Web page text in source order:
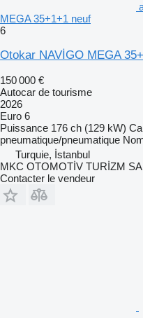
MEGA 35+1+1 neuf
6
Otokar NAVİGO MEGA
150 000 €
Autocar de tourisme
2026
Euro 6
Puissance 176 ch (129 kW)
pneumatique/pneumatique
Turquie, İstanbul
MKC OTOMOTİV TURİZM
Contacter le vendeur